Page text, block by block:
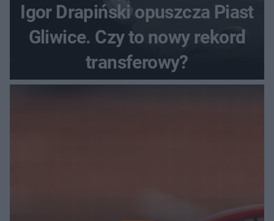
Igor Drapiński opuszcza Piast
Gliwice. Czy to nowy rekord
transferowy?